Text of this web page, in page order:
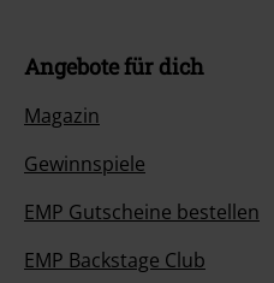
Angebote für dich
Magazin
Gewinnspiele
EMP Gutscheine bestellen
EMP Backstage Club